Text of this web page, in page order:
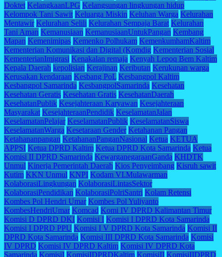
Doktet KelangkaanLPG Kelangsungan lingkungan hidup
Kelompok Tani Sawit Keluarga Miskin Keluhan Warga Kelurahan
Mentawir Kelurahan Selili Kelurahan Sempaja Barat Kelurahan
Tani Aman Kemanusiaan KemanusiaanUntukPangan Kembang
Mapan Kemenimipas Kemenko Polhukam KemenkumhamKaltim
Kementerian Komunikasi dan Digital (Komdig Kementerian Sosial
KementerianImigrasi Kenakalan remaja Kenyah Lepoq Bem Kaltim
Kepala Daerah kepolisian Kerajinan Keributan Kerukunan warga
Kerusakan kendaraan Kesbang PoL Kesbangpol Kaltim
Kesbangpol Samarinda KesbangpolSamarinda Kesehatan
Kesehatan Geratis Kesehatan Gratis KesehatanDaerah
KesehatanPublik Kesejahteraan Karyawan Kesejahteraan
Masyarakat KesejahteraanPendidik KeselamatanJalan
KeselamatanPelajar KeselamatanPublik KeselamatanSiswa
KeselamatanWarga Kesetaraan Gender Ketahanan Pangan
Ketahananpangan KetahananPanganNasional Ketua KETUA
APPSI Ketua DPRD Kaltim Ketua DPRD Kota Samarinda Ketua
Komisi II DPRD Samarinda KewarganegaraanGanda KHDTK
Unmul Kinerja Pemerintah Daerah Kios Penyeimbang Kisruh sawit
Kutim KKN Unmul KNPI Kodam VI.Mulawarman
KolaborasiLingkungan KolaborasiLintasSektor
KolaborasiPendidikan KolaborasiPolriSantri Kolam Retensi
Kombes Pol Hendri Umar Kombes Pol Yuliyanto
KombesHendriUmar Komcad Komi IV DPRD Kalimantan Timur
Komisi D DPRD DKI Komisi I Komisi I DPRD Kota Samarinda
Komisi I DPRD PPU Komisi I V DPRD Kota Samarinda Komisi II
DPRD Kota Samarinda Komisi III DPRD Kota Samarinda Komisi
IV DPRD Komisi IV DPRD Kaltim Komisi IV DPRD Kota
Samarinda KomisiI KomisiIDPRDKaltim KomisiII KomisiIIDPRD